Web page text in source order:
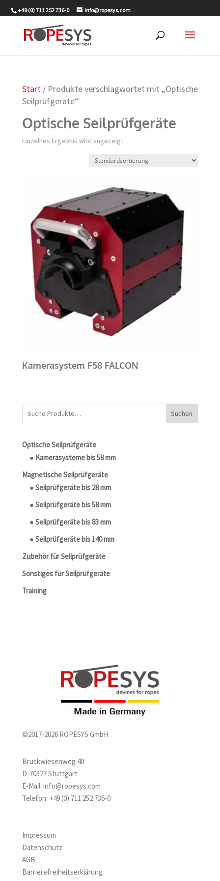
+49 (0) 711 252 736-0 info@ropesys.com
Start/ Produkte verschlagwortet mit „Optische
Seilprüfgeräte“
Optische Seilprüfgeräte
Einzelnes Ergebnis wird angezeigt
Kamerasystem F58 FALCON
Suchen
Optische Seilprüfgeräte
● Kamerasysteme bis 58 mm
Magnetische Seilprüfgeräte
● Seilprüfgeräte bis 28 mm
● Seilprüfgeräte bis 58 mm
● Seilprüfgeräte bis 83 mm
● Seilprüfgeräte bis 140 mm
Zubehör für Seilprüfgeräte
Sonstiges für Seilprüfgeräte
Training
©2017-2026 ROPESYS GmbH
Bruckwiesenweg 40
D-70327 Stuttgart
E-Mail: info@ropesys.com
Telefon: +49 (0) 711 252 736-0
Impressum
Datenschutz
AGB
Barrierefreiheitserklärung